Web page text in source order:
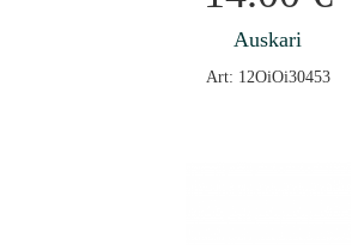
Auskari
Art: 12OiOi30453